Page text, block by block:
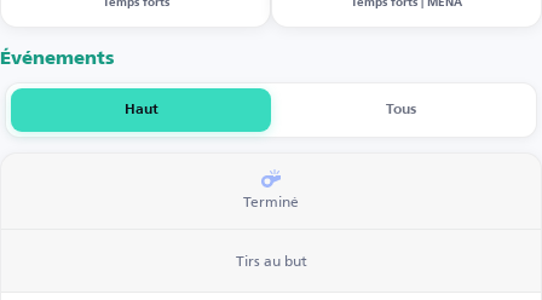
Événements
Haut Tous
Terminé
Tirs au but